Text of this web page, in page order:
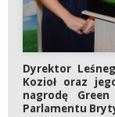
Dyrektor
Kozioł oraz
nagrodę
Parlamentu